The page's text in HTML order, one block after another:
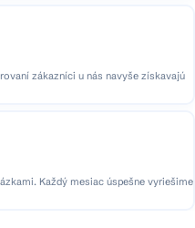
zákazníci u nás navyše získavajú
Každý mesiac úspešne vyriešime